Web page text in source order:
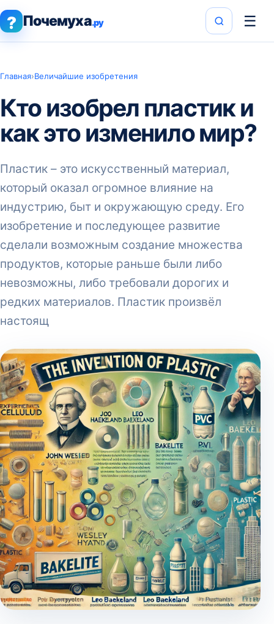
? Почемуха.ру ☰
Главная›Величайшие изобретения
Кто изобрел пластик и
как это изменило мир?
Пластик – это искусственный материал,
который оказал огромное влияние на
индустрию, быт и окружающую среду. Его
изобретение и последующее развитие
сделали возможным создание множества
продуктов, которые раньше были либо
невозможны, либо требовали дорогих и
редких материалов. Пластик произвёл
настоящ